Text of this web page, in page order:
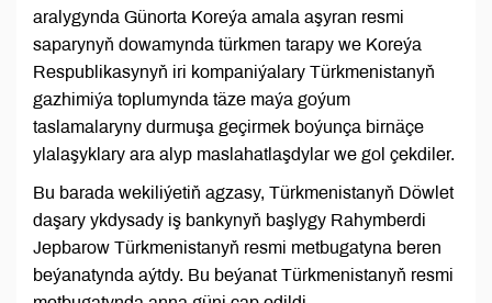
aralygynda Günorta Koreýa amala aşyran resmi
saparynyň dowamynda türkmen tarapy we Koreýa
Respublikasynyň iri kompaniýalary Türkmenistanyň
gazhimiýa toplumynda täze maýa goýum
taslamalaryny durmuşa geçirmek boýunça birnäçe
ylalaşyklary ara alyp maslahatlaşdylar we gol çekdiler.
Bu barada wekiliýetiň agzasy, Türkmenistanyň Döwlet
daşary ykdysady iş bankynyň başlygy Rahymberdi
Jepbarow Türkmenistanyň resmi metbugatyna beren
beýanatynda aýtdy. Bu beýanat Türkmenistanyň resmi